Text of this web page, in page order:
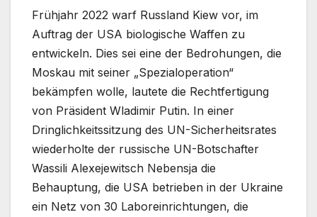
Frühjahr 2022 warf Russland Kiew vor, im
Auftrag der USA biologische Waffen zu
entwickeln. Dies sei eine der Bedrohungen, die
Moskau mit seiner „Spezialoperation“
bekämpfen wolle, lautete die Rechtfertigung
von Präsident Wladimir Putin. In einer
Dringlichkeitssitzung des UN-Sicherheitsrates
wiederholte der russische UN-Botschafter
Wassili Alexejewitsch Nebensja die
Behauptung, die USA betrieben in der Ukraine
ein Netz von 30 Laboreinrichtungen, die